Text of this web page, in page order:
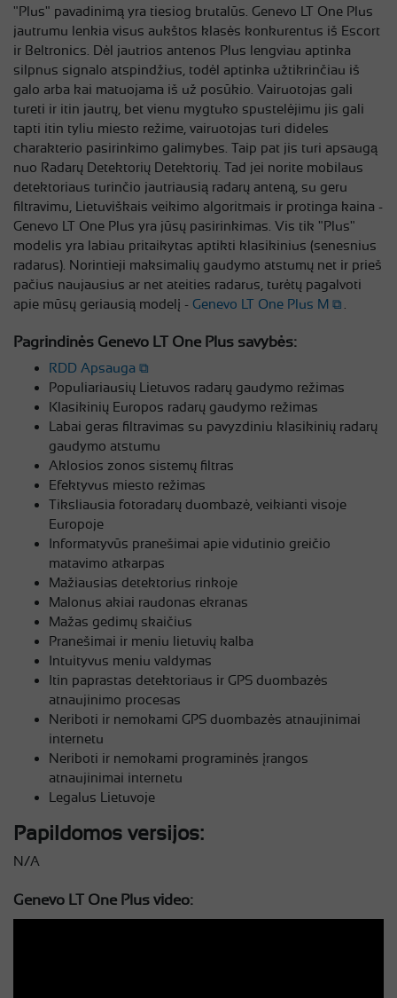
"Plus" pavadinimą yra tiesiog brutalūs. Genevo LT One Plus
jautrumu lenkia visus aukštos klasės konkurentus iš Escort
ir Beltronics. Dėl jautrios antenos Plus lengviau aptinka
silpnus signalo atspindžius, todėl aptinka užtikrinčiau iš
galo arba kai matuojama iš už posūkio. Vairuotojas gali
tureti ir itin jautrų, bet vienu mygtuko spustelėjimu jis gali
tapti itin tyliu miesto režime, vairuotojas turi dideles
charakterio pasirinkimo galimybes. Taip pat jis turi apsaugą
nuo Radarų Detektorių Detektorių. Tad jei norite mobilaus
detektoriaus turinčio jautriausią radarų anteną, su geru
filtravimu, Lietuviškais veikimo algoritmais ir protinga kaina -
Genevo LT One Plus yra jūsų pasirinkimas. Vis tik "Plus"
modelis yra labiau pritaikytas aptikti klasikinius (senesnius
radarus). Norintieji maksimalių gaudymo atstumų net ir prieš
pačius naujausius ar net ateities radarus, turėtų pagalvoti
apie mūsų geriausią modelį - Genevo LT One Plus M
Pagrindinės Genevo LT One Plus savybės:
RDD Apsauga
Populiariausių Lietuvos radarų gaudymo režimas
Klasikinių Europos radarų gaudymo režimas
Labai geras filtravimas su pavyzdiniu klasikinių radarų
gaudymo atstumu
Aklosios zonos sistemų filtras
Efektyvus miesto režimas
Tiksliausia fotoradarų duombazė, veikianti visoje
Europoje
Informatyvūs pranešimai apie vidutinio greičio
matavimo atkarpas
Mažiausias detektorius rinkoje
Malonus akiai raudonas ekranas
Mažas gedimų skaičius
Pranešimai ir meniu lietuvių kalba
Intuityvus meniu valdymas
Itin paprastas detektoriaus ir GPS duombazės
atnaujinimo procesas
Neriboti ir nemokami GPS duombazės atnaujinimai
internetu
Neriboti ir nemokami programinės įrangos
atnaujinimai internetu
Legalus Lietuvoje
Papildomos versijos:
N/A
Genevo LT One Plus video: